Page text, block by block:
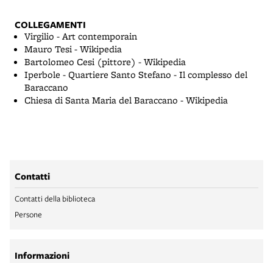
COLLEGAMENTI
Virgilio - Art contemporain
Mauro Tesi - Wikipedia
Bartolomeo Cesi (pittore) - Wikipedia
Iperbole - Quartiere Santo Stefano - Il complesso del
Baraccano
Chiesa di Santa Maria del Baraccano - Wikipedia
Contatti
Contatti della biblioteca
Persone
Informazioni